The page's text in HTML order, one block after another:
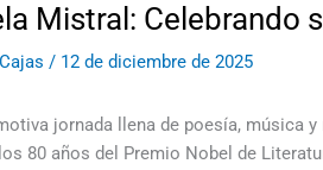
Mistral: Celebrando
/ 12 de diciembre de 2025
jornada llena de poesía, música
80 años del Premio Nobel de